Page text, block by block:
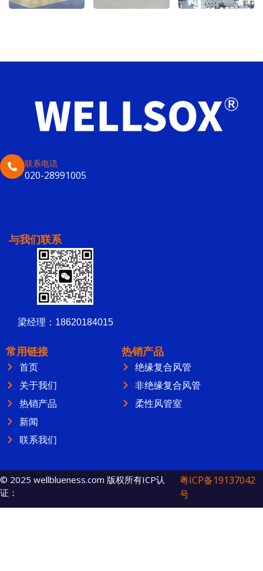
联系电话
020-28991005
与我们联系
梁经理：18620184015
常用链接
首页
关于我们
热销产品
新闻
联系我们
热销产品
绝缘复合风管
非绝缘复合风管
柔性风管室
© 2025 wellblueness.com 版权所有ICP认
证：
粤ICP备19137042
号